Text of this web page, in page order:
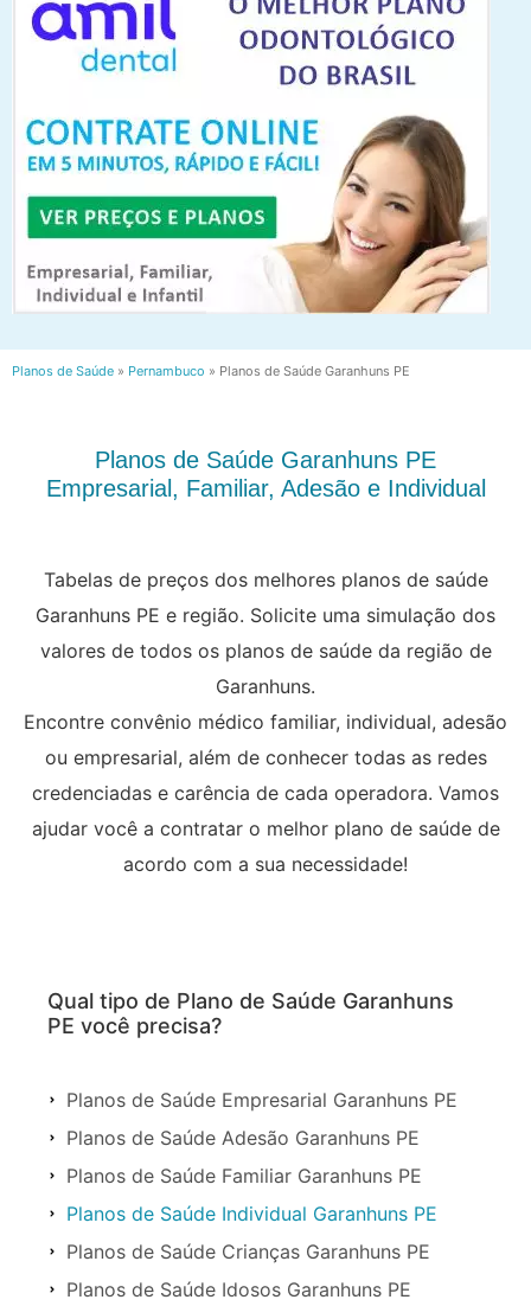
Planos de Saúde » Pernambuco » Planos de Saúde Garanhuns PE
Planos de Saúde Garanhuns PE
Empresarial, Familiar, Adesão e Individual
Tabelas de preços dos melhores planos de saúde
Garanhuns PE e região. Solicite uma simulação dos
valores de todos os planos de saúde da região de
Garanhuns.
Encontre convênio médico familiar, individual, adesão
ou empresarial, além de conhecer todas as redes
credenciadas e carência de cada operadora. Vamos
ajudar você a contratar o melhor plano de saúde de
acordo com a sua necessidade!
Qual tipo de Plano de Saúde Garanhuns
PE você precisa?
Planos de Saúde Empresarial Garanhuns PE
Planos de Saúde Adesão Garanhuns PE
Planos de Saúde Familiar Garanhuns PE
Planos de Saúde Individual Garanhuns PE
Planos de Saúde Crianças Garanhuns PE
Planos de Saúde Idosos Garanhuns PE